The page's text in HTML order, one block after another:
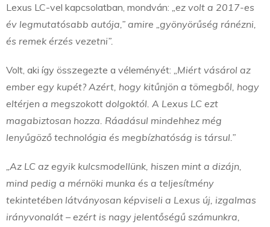
Lexus LC-vel kapcsolatban, mondván: „ez volt a 2017-es
év legmutatósabb autója,” amire „gyönyörűség ránézni,
és remek érzés vezetni”.
Volt, aki így összegezte a véleményét: „Miért vásárol az
ember egy kupét? Azért, hogy kitűnjön a tömegből, hogy
eltérjen a megszokott dolgoktól. A Lexus LC ezt
magabiztosan hozza. Ráadásul mindehhez még
lenyűgöző technológia és megbízhatóság is társul.”
„Az LC az egyik kulcsmodellünk, hiszen mint a dizájn,
mind pedig a mérnöki munka és a teljesítmény
tekintetében látványosan képviseli a Lexus új, izgalmas
irányvonalát – ezért is nagy jelentőségű számunkra,